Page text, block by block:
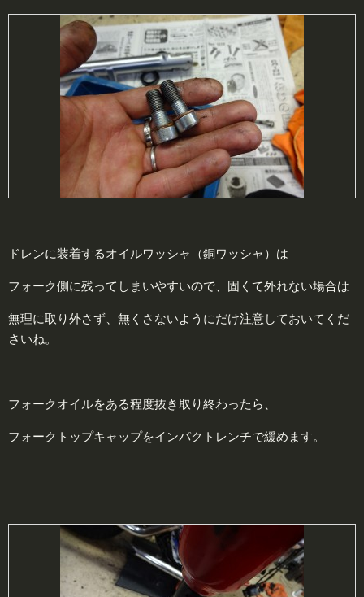
ドレンに装着するオイルワッシャ（銅ワッシャ）は
フォーク側に残ってしまいやすいので、固くて外れない場合は
無理に取り外さず、無くさないようにだけ注意しておいてくだ
さいね。
フォークオイルをある程度抜き取り終わったら、
フォークトップキャップをインパクトレンチで緩めます。